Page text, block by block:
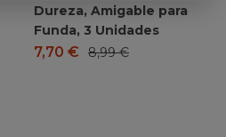
Dureza, Amigable para
Funda, 3 Unidades
7,70 € 8,99€